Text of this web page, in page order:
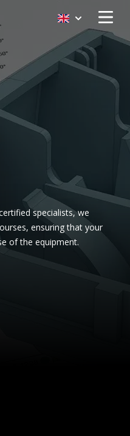
Open
specialists, we
ensuring that your
of the equipment.